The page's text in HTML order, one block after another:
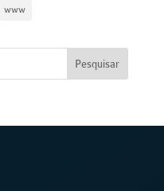
www